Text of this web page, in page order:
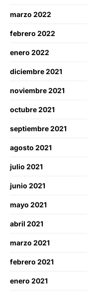
marzo 2022
febrero 2022
enero 2022
diciembre 2021
noviembre 2021
octubre 2021
septiembre 2021
agosto 2021
julio 2021
junio 2021
mayo 2021
abril 2021
marzo 2021
febrero 2021
enero 2021